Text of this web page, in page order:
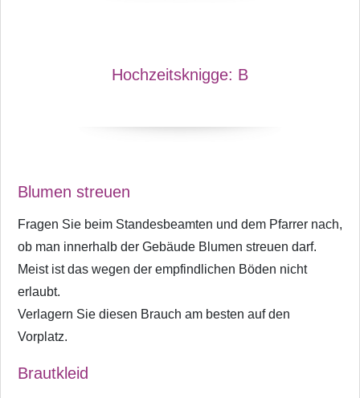
Hochzeitsknigge: B
Blumen streuen
Fragen Sie beim Standesbeamten und dem Pfarrer nach,
ob man innerhalb der Gebäude Blumen streuen darf.
Meist ist das wegen der empfindlichen Böden nicht
erlaubt.
Verlagern Sie diesen Brauch am besten auf den
Vorplatz.
Brautkleid